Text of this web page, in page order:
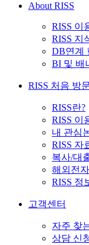
About RISS
RISS 이
RISS 지
DB연계
BI 및 배
RISS 처음 방
RISS란?
RISS 이
내 관심
RISS 자
복사/대
해외전
RISS 정
고객센터
자주 찾
상담 신